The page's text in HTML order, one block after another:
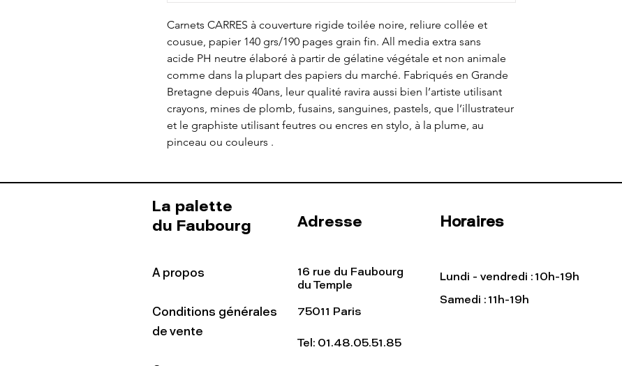
Carnets CARRES à couverture rigide toilée noire, reliure collée et
cousue, papier 140 grs/190 pages grain fin. All media extra sans
acide PH neutre élaboré à partir de gélatine végétale et non animale
comme dans la plupart des papiers du marché. Fabriqués en Grande
Bretagne depuis 40ans, leur qualité ravira aussi bien l’artiste utilisant
crayons, mines de plomb, fusains, sanguines, pastels, que l’illustrateur
et le graphiste utilisant feutres ou encres en stylo, à la plume, au
pinceau ou couleurs .
La palette
du Faubourg
Adresse Horaires
A propos
Conditions générales
de vente
16 rue du Faubourg
du Temple
75011 Paris
Tel: 01.48.05.51.85
Lundi - vendredi : 10h-19h
Samedi : 11h-19h